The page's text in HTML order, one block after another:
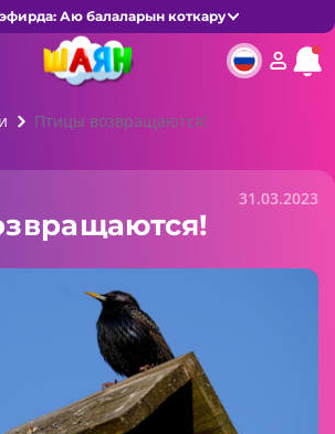
Аю балаларын коткару
Птицы возвращаются!
31.03.2023